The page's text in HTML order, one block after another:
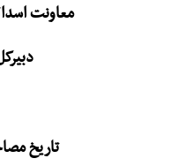
معاونت
تاریخ مصاحبه: ۷